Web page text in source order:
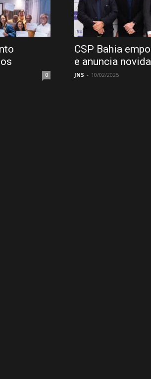
0
CSP Bahia
e anuncia
JNS - 10/02/2025